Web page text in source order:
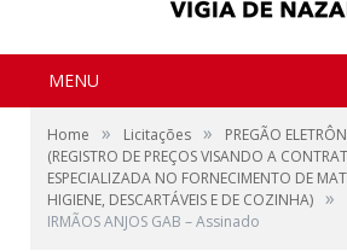
MENU
Home » Licitações »
PREGÃO
(REGISTRO DE PREÇOS VISANDO A
ESPECIALIZADA NO FORNECIMENTO DE
HIGIENE, DESCARTÁVEIS E DE COZINHA) »
IRMÃOS ANJOS GAB – Assinado